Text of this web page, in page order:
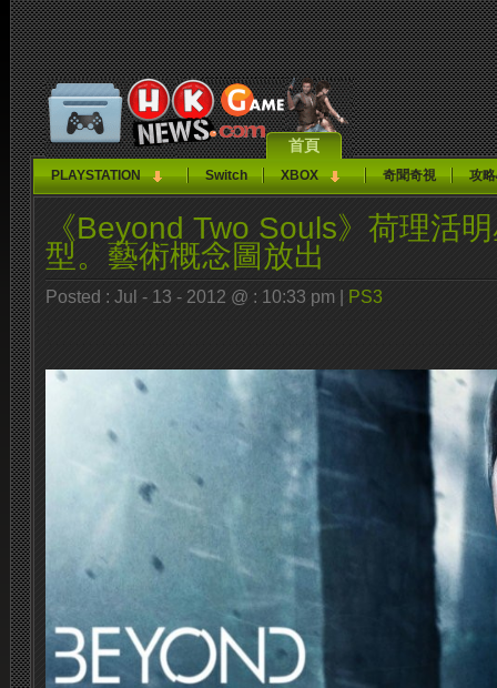
首頁
PLAYSTATION Switch XBOX 奇聞奇視 攻
《Beyond Two Souls》荷理活
型。藝術概念圖放出
Posted : Jul - 13 - 2012 @ : 10:33 pm | PS3